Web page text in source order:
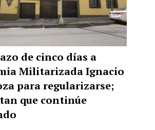
de cinco días a
Militarizada Ignacio
para regularizarse;
que continúe